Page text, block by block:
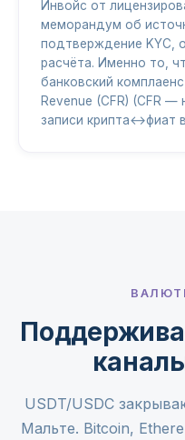
Инвойс от
меморандум об
подтверждение KYC,
расчёта. Именно то,
банковский
Revenue (CFR) (CFR
записи крипта↔фиат
USDT/USDC
Мальте. Bitcoin,